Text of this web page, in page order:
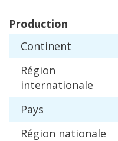
Production
Continent
Région
internationale
Pays
Région nationale